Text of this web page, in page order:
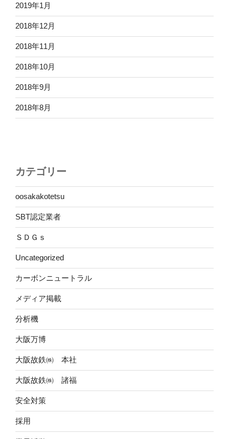
2019年1月
2018年12月
2018年11月
2018年10月
2018年9月
2018年8月
カテゴリー
oosakakotetsu
SBT認定業者
ＳＤＧｓ
Uncategorized
カーボンニュートラル
メディア掲載
分析機
大阪万博
大阪故鉄㈱ 本社
大阪故鉄㈱ 諸福
安全対策
採用